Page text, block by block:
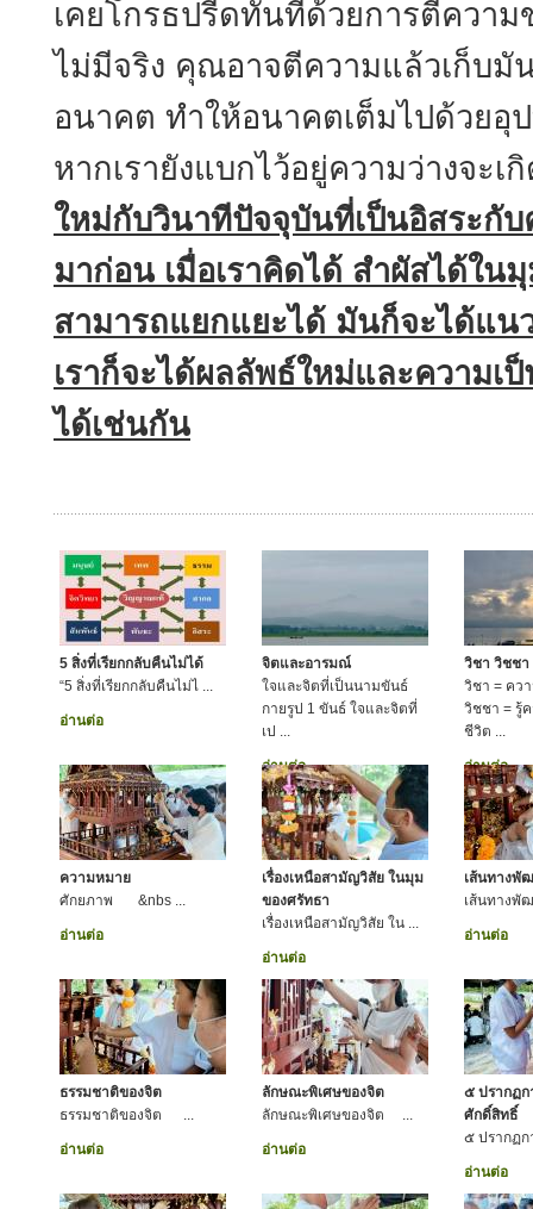
เคยโกรธปรีดทันทีด้วยการตีควา
ไม่มีจริง คุณอาจตีความแล้วเก็บมั
อนาคต ทำให้อนาคตเต็มไปด้วยอุ
หากเรายังแบกไว้อยู่ความว่างจะเ
ใหม่กับวินาทีปัจจุบันที่เป็นอิสระกั
มาก่อน เมื่อเราคิดได้ สำผัสได้ในมุ
สามารถแยกแยะได้ มันก็จะได้แ
เราก็จะได้ผลลัพธ์ใหม่และความเ
ได้เช่นกัน
5 สิ่งที่เรียกกลับคืนไม่ได้
“5 สิ่งที่เรียกกลับคืนไม่ไ ...
อ่านต่อ
จิตและอารมณ์
ใจและจิตที่เป็นนามขันธ์
กายรูป 1 ขันธ์ ใจและจิตที่
เป ...
อ่านต่อ
วิชา วิชชา
วิชา = คว
วิชชา = รู้
ชีวิต ...
อ่านต่อ
ความหมาย
ศักยภาพ &nbs ...
อ่านต่อ
เรื่องเหนือสามัญวิสัย ในมุม
ของศรัทธา
เรื่องเหนือสามัญวิสัย ใน ...
อ่านต่อ
เส้นทางพั
เส้นทาง
อ่านต่อ
ธรรมชาติของจิต
ธรรมชาติของจิต ...
อ่านต่อ
ลักษณะพิเศษของจิต
ลักษณะพิเศษของจิต ...
อ่านต่อ
๕ ปรากฏ
ศักดิ์สิทธิ์
๕ ปรากฏก
อ่านต่อ